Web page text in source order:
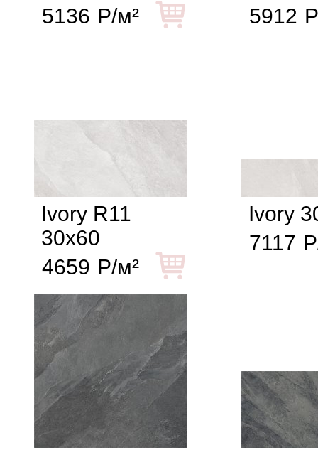
5136 Р/м²
5912
Ivory R11
30x60
4659 Р/м²
Ivory
7117